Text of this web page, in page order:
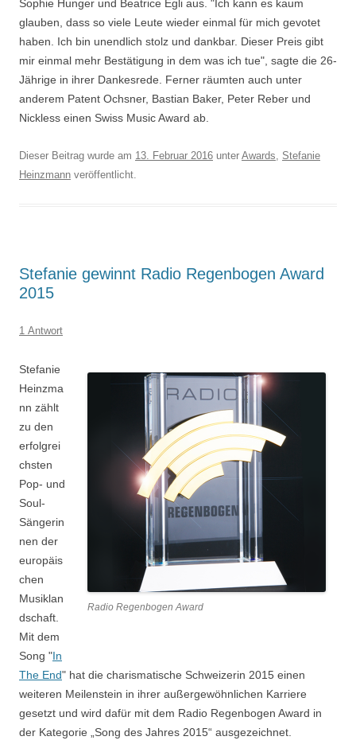
Sophie Hunger und Beatrice Egli aus. "Ich kann es kaum
glauben, dass so viele Leute wieder einmal für mich gevotet
haben. Ich bin unendlich stolz und dankbar. Dieser Preis gibt
mir einmal mehr Bestätigung in dem was ich tue", sagte die 26-
Jährige in ihrer Dankesrede. Ferner räumten auch unter
anderem Patent Ochsner, Bastian Baker, Peter Reber und
Nickless einen Swiss Music Award ab.
Dieser Beitrag wurde am 13. Februar 2016 unter Awards, Stefanie
Heinzmann veröffentlicht.
Stefanie gewinnt Radio Regenbogen Award
2015
1 Antwort
Radio Regenbogen Award
Stefanie
Heinzma
nn zählt
zu den
erfolgrei
chsten
Pop- und
Soul-
Sängerin
nen der
europäis
chen
Musiklan
dschaft.
Mit dem
Song "In
The End" hat die charismatische Schweizerin 2015 einen
weiteren Meilenstein in ihrer außergewöhnlichen Karriere
gesetzt und wird dafür mit dem Radio Regenbogen Award in
der Kategorie „Song des Jahres 2015“ ausgezeichnet.